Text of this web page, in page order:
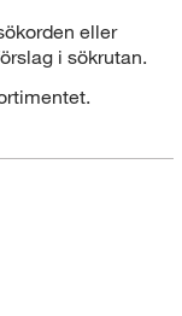
eller
i sökrutan.